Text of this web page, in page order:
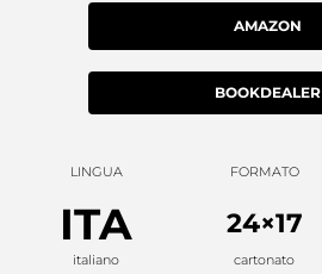
AMAZON
BOOKDEALER
LINGUA
ITA
italiano
FORMATO
24×17
cartonato